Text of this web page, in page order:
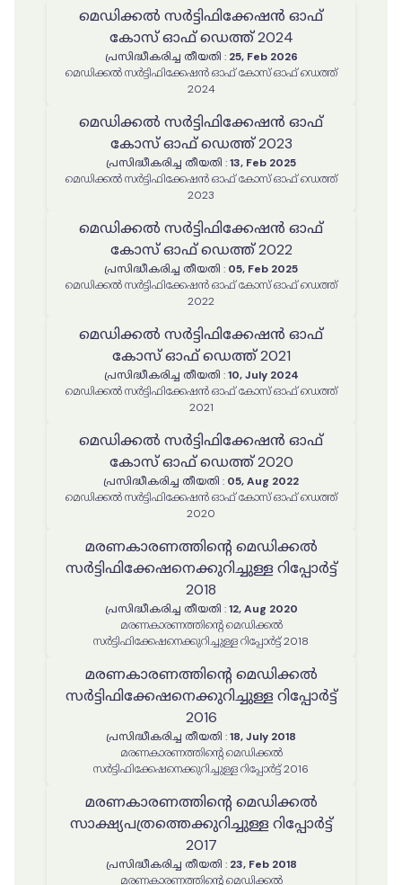
മെഡിക്കൽ സർട്ടിഫിക്കേഷൻ ഓഫ്
കോസ് ഓഫ് ഡെത്ത് 2024
പ്രസിദ്ധീകരിച്ച തീയതി : 25, Feb 2026
മെഡിക്കൽ സർട്ടിഫിക്കേഷൻ ഓഫ് കോസ് ഓഫ് ഡെത്ത്
2024
മെഡിക്കൽ സർട്ടിഫിക്കേഷൻ ഓഫ്
കോസ് ഓഫ് ഡെത്ത് 2023
പ്രസിദ്ധീകരിച്ച തീയതി :13, Feb 2025
മെഡിക്കൽ സർട്ടിഫിക്കേഷൻ ഓഫ് കോസ് ഓഫ് ഡെത്ത്
2023
മെഡിക്കൽ സർട്ടിഫിക്കേഷൻ ഓഫ്
കോസ് ഓഫ് ഡെത്ത് 2022
പ്രസിദ്ധീകരിച്ച തീയതി : 05, Feb 2025
മെഡിക്കൽ സർട്ടിഫിക്കേഷൻ ഓഫ് കോസ് ഓഫ് ഡെത്ത്
2022
മെഡിക്കൽ സർട്ടിഫിക്കേഷൻ ഓഫ്
കോസ് ഓഫ് ഡെത്ത് 2021
പ്രസിദ്ധീകരിച്ച തീയതി : 10, July 2024
മെഡിക്കൽ സർട്ടിഫിക്കേഷൻ ഓഫ് കോസ് ഓഫ് ഡെത്ത്
2021
മെഡിക്കൽ സർട്ടിഫിക്കേഷൻ ഓഫ്
കോസ് ഓഫ് ഡെത്ത് 2020
പ്രസിദ്ധീകരിച്ച തീയതി : 05, Aug 2022
മെഡിക്കൽ സർട്ടിഫിക്കേഷൻ ഓഫ് കോസ് ഓഫ് ഡെത്ത്
2020
മരണകാരണത്തിൻ്റെ മെഡിക്കൽ
സർട്ടിഫിക്കേഷനെക്കുറിച്ചുള്ള റിപ്പോർട്ട്
2018
പ്രസിദ്ധീകരിച്ച തീയതി : 12, Aug 2020
മരണകാരണത്തിൻ്റെ മെഡിക്കൽ
സർട്ടിഫിക്കേഷനെക്കുറിച്ചുള്ള റിപ്പോർട്ട് 2018
മരണകാരണത്തിൻ്റെ മെഡിക്കൽ
സർട്ടിഫിക്കേഷനെക്കുറിച്ചുള്ള റിപ്പോർട്ട്
2016
പ്രസിദ്ധീകരിച്ച തീയതി :18, July 2018
മരണകാരണത്തിൻ്റെ മെഡിക്കൽ
സർട്ടിഫിക്കേഷനെക്കുറിച്ചുള്ള റിപ്പോർട്ട് 2016
മരണകാരണത്തിന്റെ മെഡിക്കൽ
സാക്ഷ്യപത്രത്തെക്കുറിച്ചുള്ള റിപ്പോർട്ട്
2017
പ്രസിദ്ധീകരിച്ച തീയതി : 23, Feb 2018
മരണകാരണത്തിന്റെ മെഡിക്കൽ